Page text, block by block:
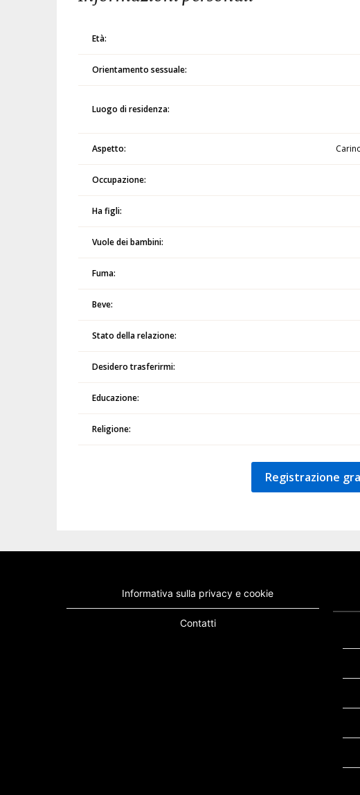
Età:
Orientamento sessuale:
Luogo di residenza:
Aspetto:
Occupazione:
Ha figli:
Vuole dei bambini:
Fuma:
Beve:
Stato della relazione:
Desidero trasferirmi:
Educazione:
Religione:
Registrazione
Informativa sulla privacy e cookie
Contatti